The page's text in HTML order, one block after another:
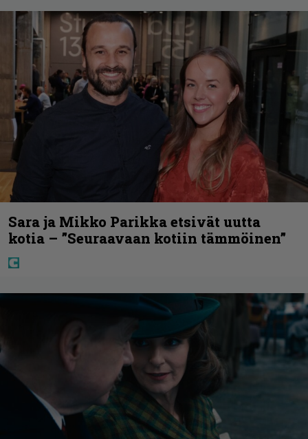
Sara ja Mikko Parikka etsivät uutta
kotia – ”Seuraavaan kotiin tämmöinen”